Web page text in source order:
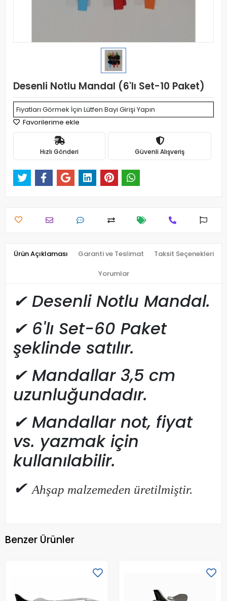
Desenli Notlu Mandal (6'lı Set-10 Paket)
Fiyatları Görmek İçin Lütfen Bayi Girişi Yapın
Favorilerime ekle
Hızlı Gönderi Güvenli Alışveriş
Ürün Açıklaması Garanti ve Teslimat Taksit Seçenekleri
Yorumlar
✔Desenli Notlu Mandal.
✔6'lı Set-60 Paket
şeklinde satılır.
✔ Mandallar 3,5 cm
uzunluğundadır.
✔ Mandallar not, fiyat
vs. yazmak için
kullanılabilir.
✔ Ahşap malzemeden üretilmiştir.
Benzer Ürünler